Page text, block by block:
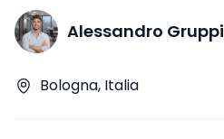
Alessandro Gruppi
Bologna, Italia